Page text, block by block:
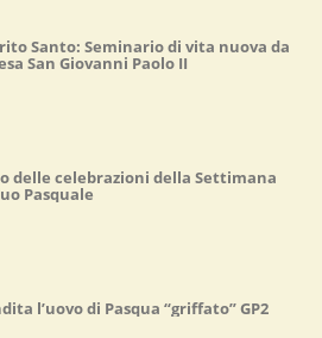
Santo: Seminario di vita nuova da
San Giovanni Paolo II
delle celebrazioni della Settimana
Pasquale
l’uovo di Pasqua “griffato” GP2